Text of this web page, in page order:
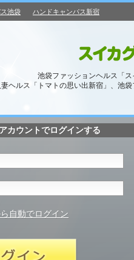
池袋 ハンドキャンパス新宿
池袋ファッションヘルス「ス
ヘルス「トマトの思い出新宿」、池
カウントでログインする
自動でログイン